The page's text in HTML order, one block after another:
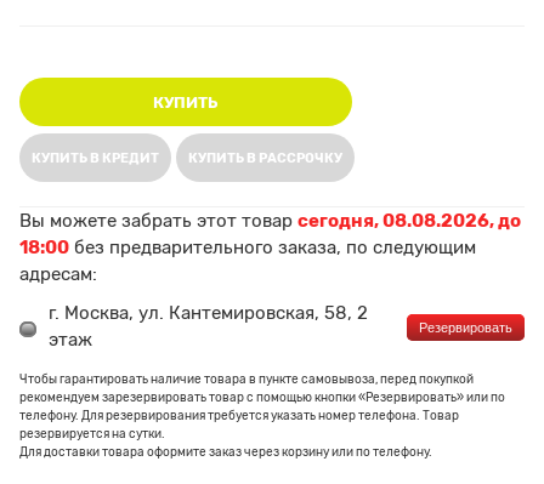
КУПИТЬ
КУПИТЬ В КРЕДИТ КУПИТЬ В РАССРОЧКУ
Вы можете забрать этот товар сегодня, 08.08.2026, до
18:00 без предварительного заказа, по следующим
адресам:
г. Москва, ул. Кантемировская, 58, 2
этаж
Резервировать
Чтобы гарантировать наличие товара в пункте самовывоза, перед покупкой
рекомендуем зарезервировать товар с помощью кнопки «Резервировать» или по
телефону. Для резервирования требуется указать номер телефона. Товар
резервируется на сутки.
Для доставки товара оформите заказ через корзину или по телефону.